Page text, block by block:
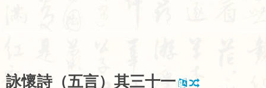
詠懷詩（五言） 其三十一